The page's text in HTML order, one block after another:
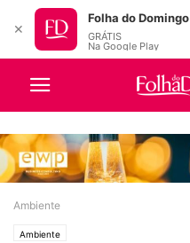
Ambiente
Ambiente
✕
Folha do Domingo
GRÁTIS
Na Google Play